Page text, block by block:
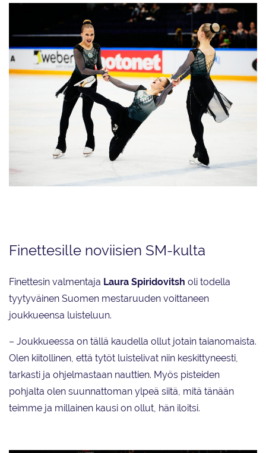
Finettesille noviisien SM-kulta
Finettesin valmentaja Laura Spiridovitsh oli todella
tyytyväinen Suomen mestaruuden voittaneen
joukkueensa luisteluun.
– Joukkueessa on tällä kaudella ollut jotain taianomaista.
Olen kiitollinen, että tytöt luistelivat niin keskittyneesti,
tarkasti ja ohjelmastaan nauttien. Myös pisteiden
pohjalta olen suunnattoman ylpeä siitä, mitä tänään
teimme ja millainen kausi on ollut, hän iloitsi.